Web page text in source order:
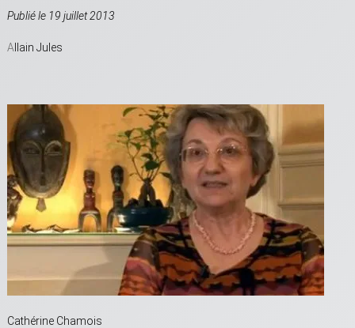
Publié le 19 juillet 2013
A llain Jules
Cathérine Chamois